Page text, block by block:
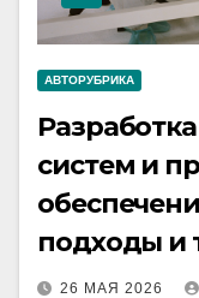
АВТОРУБРИКА
систем и
подходы и
26 МАЯ 2026